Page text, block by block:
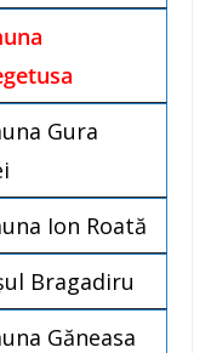
Gura
Ion Roată
Bragadiru
Găneasa